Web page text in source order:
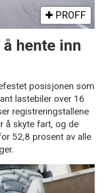
PROFF
hente inn
posisjonen som
lastebiler over 16
registreringstallene
å skyte fart, og de
52,8 prosent av alle